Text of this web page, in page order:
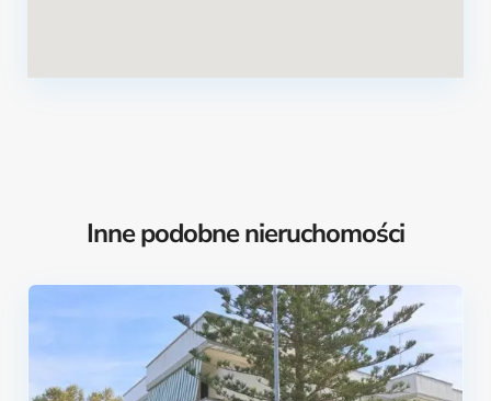
Inne podobne nieruchomości